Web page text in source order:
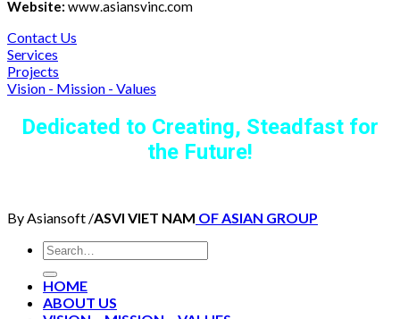
Website: www.asiansvinc.com
Contact Us
Services
Projects
Vision - Mission - Values
Dedicated to Creating, Steadfast for
the Future!
By Asiansoft /ASVI VIET NAM OF ASIAN GROUP
Search
for:
HOME
ABOUT US